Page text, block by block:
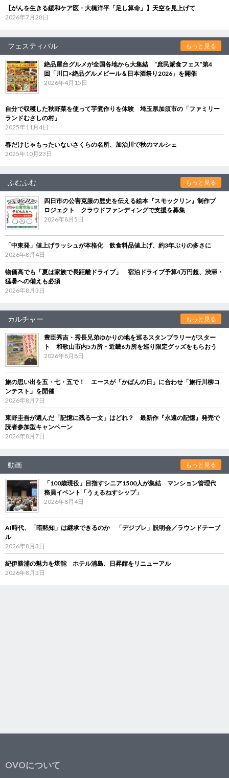
【がんを生きる緩和ケア医・大橋洋平「足し算命」】天空を見上げて
2026年7月28日
フェスティバル もっと見る
絶品屋台グルメが全国各地から大集結 “庶民派食フェス”第4
回「川口×絶品グルメビール＆日本酒祭り2026」を開催
2026年4月15日
自分で収穫した秋野菜を使って芋煮作りを体験 埼玉県加須市の「ファミリー
ランドむさしの村」
2025年11月4日
春だけじゃもったいないさくらの名所、加治川で秋のマルシェ
2025年10月23日
ふむふむ もっと見る
四日市の公害克服の歴史を伝える絵本『スモックリン』制作プ
ロジェクト クラウドファンディングで支援を募集
2026年8月5日
「中東発」値上げラッシュが本格化 飲食料品値上げ、約3年ぶりの多さに
2026年8月4日
物価高でも「夏は家族で長距離ドライブ」 宿泊ドライブ予算4万円超、渋滞・
猛暑への備えも必須
2026年8月3日
カルチャー もっと見る
豊臣秀吉・秀長兄弟ゆかりの地を巡るスタンプラリーがスター
ト 和歌山市内5カ所・近畿6カ所を巡り限定グッズをもらおう
2026年8月8日
旅の思い出を五・七・五で！ エースが「かばんの日」に合わせ「旅行川柳コ
ンテスト」を開催
2026年8月7日
東野圭吾が選んだ「記憶に残る一文」はどれ？ 最新作『永遠の記憶』発売で
読者参加型キャンペーン
2026年8月7日
動画 もっと見る
「100歳現役」目指すシニア1500人が集結 マンション管理代
務員イベント「うぇるねすシップ」
2026年8月4日
AI時代、「暗黙知」は継承できるのか 「デジブレ」説明会／ラウンドテーブ
ル
2026年8月3日
紀伊勝浦の魅力を堪能 ホテル浦島、日昇館をリニューアル
2026年8月3日
OVOについて